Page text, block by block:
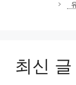
최신 글